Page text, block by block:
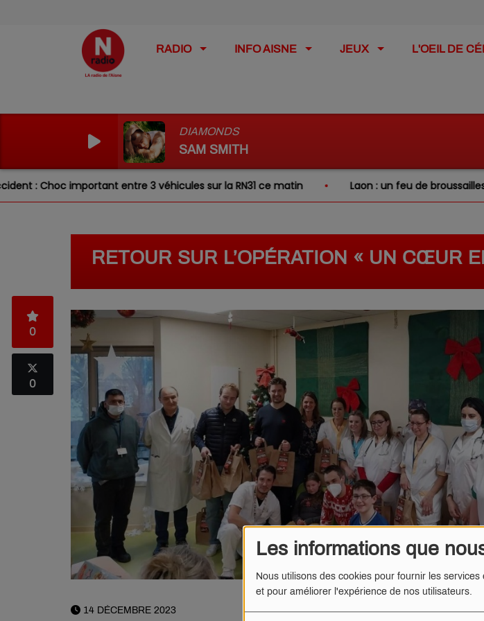
Les informations que
Nous utilisons des cookies pour fournir les
et pour améliorer l'expérience de nos utilisateurs.
RADIO INFO AISNE JEUX L'OEIL DE
DIAMONDS
SAM SMITH
: Choc important entre 3 véhicules sur la RN31 ce matin Laon : un feu de broussailles se
RETOUR SUR L’OPÉRATION « UN CŒUR
0
0
14 DÉCEMBRE 2023